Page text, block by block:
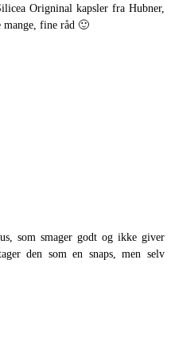
Origninal kapsler fra Hubner,
fine råd 🙂
som smager godt og ikke giver
den som en snaps, men selv